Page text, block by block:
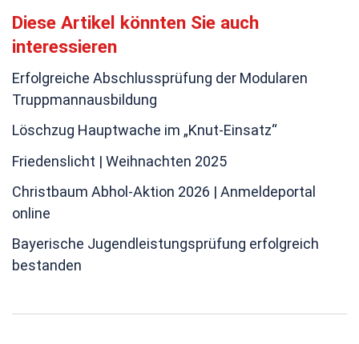
Diese Artikel könnten Sie auch
interessieren
Erfolgreiche Abschlussprüfung der Modularen
Truppmannausbildung
Löschzug Hauptwache im „Knut-Einsatz“
Friedenslicht | Weihnachten 2025
Christbaum Abhol-Aktion 2026 | Anmeldeportal
online
Bayerische Jugendleistungsprüfung erfolgreich
bestanden